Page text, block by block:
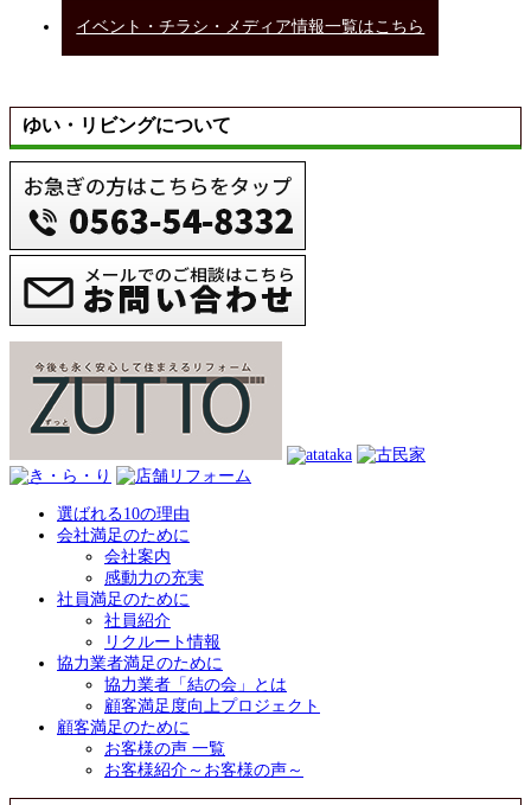
イベント・チラシ・メディア情報一覧はこちら
ゆい・リビングについて
選ばれる10の理由
会社満足のために
会社案内
感動力の充実
社員満足のために
社員紹介
リクルート情報
協力業者満足のために
協力業者「結の会」とは
顧客満足度向上プロジェクト
顧客満足のために
お客様の声 一覧
お客様紹介～お客様の声～